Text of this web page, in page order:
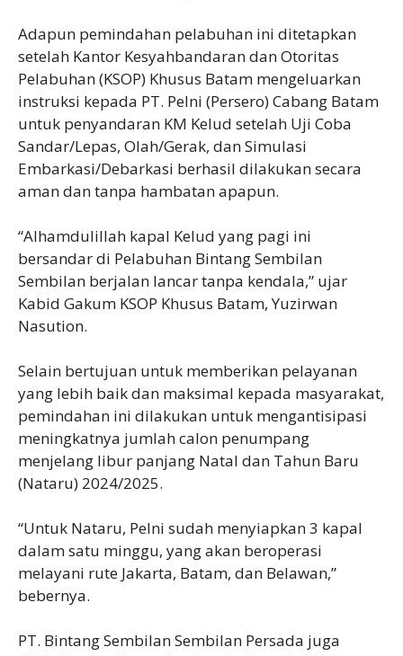
Adapun pemindahan pelabuhan ini ditetapkan
setelah Kantor Kesyahbandaran dan Otoritas
Pelabuhan (KSOP) Khusus Batam mengeluarkan
instruksi kepada PT. Pelni (Persero) Cabang Batam
untuk penyandaran KM Kelud setelah Uji Coba
Sandar/Lepas, Olah/Gerak, dan Simulasi
Embarkasi/Debarkasi berhasil dilakukan secara
aman dan tanpa hambatan apapun.
“Alhamdulillah kapal Kelud yang pagi ini
bersandar di Pelabuhan Bintang Sembilan
Sembilan berjalan lancar tanpa kendala,” ujar
Kabid Gakum KSOP Khusus Batam, Yuzirwan
Nasution.
Selain bertujuan untuk memberikan pelayanan
yang lebih baik dan maksimal kepada masyarakat,
pemindahan ini dilakukan untuk mengantisipasi
meningkatnya jumlah calon penumpang
menjelang libur panjang Natal dan Tahun Baru
(Nataru) 2024/2025.
“Untuk Nataru, Pelni sudah menyiapkan 3 kapal
dalam satu minggu, yang akan beroperasi
melayani rute Jakarta, Batam, dan Belawan,”
bebernya.
PT. Bintang Sembilan Sembilan Persada juga